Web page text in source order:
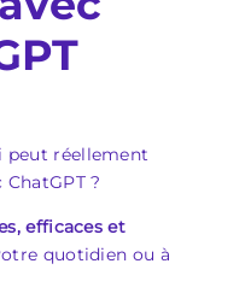
peut réellement
?
efficaces et
quotidien ou à